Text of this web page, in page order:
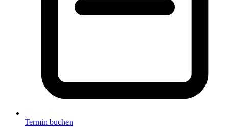
Termin buchen